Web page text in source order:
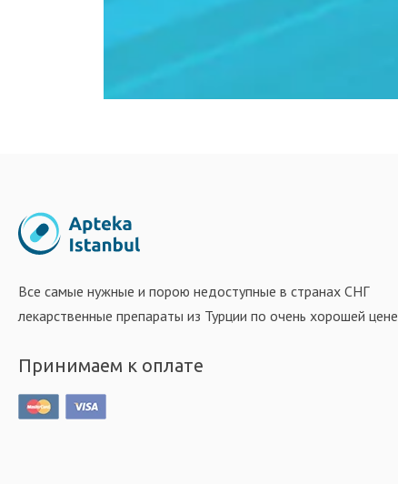
Все самые нужные и порою недоступные в странах СНГ
лекарственные препараты из Турции по очень хорошей цене
Принимаем к оплате